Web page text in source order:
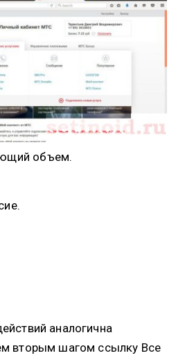
объем.
аналогична
вторым шагом ссылку Все